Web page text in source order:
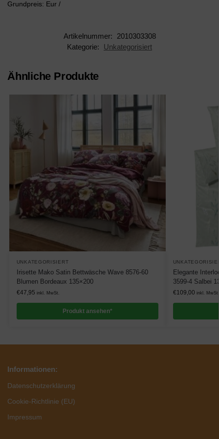
Grundpreis: Eur /
Artikelnummer:
2010303308
Kategorie:
Unkategorisiert
Ähnliche Produkte
UNKATEGORISIERT
Irisette Mako Satin Bettwäsche Wave 8576-60
Blumen Bordeaux 135×200
€47,95 inkl. MwSt.
Produkt ansehen*
Elegante
3599-4 Salbei
€109,00 inkl. MwSt.
Informationen:
Datenschutzerklärung
Cookie-Richtlinie (EU)
Impressum